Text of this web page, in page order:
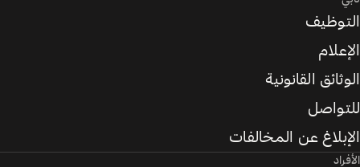
التوظيف
الإعلام
الوثائق القانونية
للتواصل
الإبلاغ عن المخالفات
الأفراد